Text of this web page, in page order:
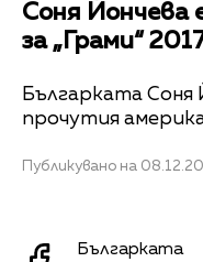
Соня Йончева
за „Грами“
Българката Соня
прочутия
Публикувано на